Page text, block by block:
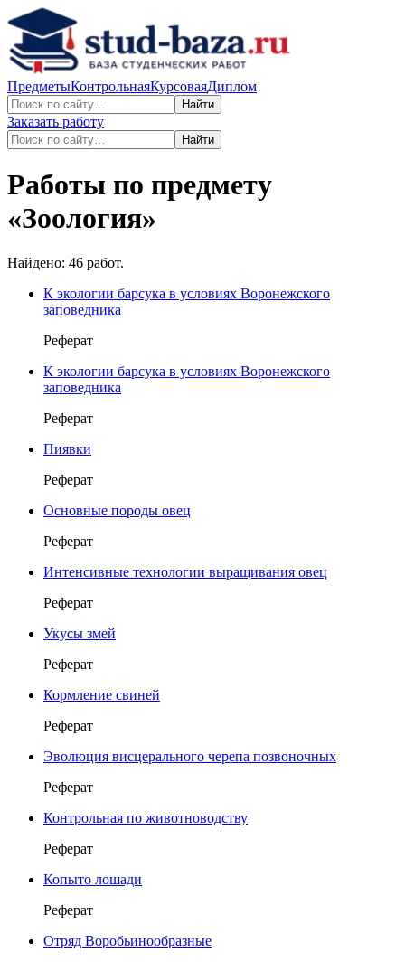
ПредметыКонтрольнаяКурсоваяДиплом
Найти
Заказать работу
Найти
Работы по предмету
«Зоология»
Найдено: 46 работ.
К экологии барсука в условиях Воронежского
заповедника
Реферат
К экологии барсука в условиях Воронежского
заповедника
Реферат
Пиявки
Реферат
Основные породы овец
Реферат
Интенсивные технологии выращивания овец
Реферат
Укусы змей
Реферат
Кормление свиней
Реферат
Эволюция висцерального черепа позвоночных
Реферат
Контрольная по животноводству
Реферат
Копыто лошади
Реферат
Отряд Воробьинообразные